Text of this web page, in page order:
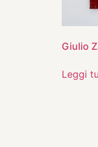
Giulio
Leggi